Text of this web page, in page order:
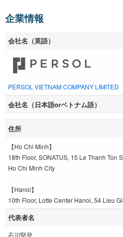
企業情報
会社名（英語）
PERSOL VIETNAM COMPANY LIMITED
会社名（日本語orベトナム語）
住所
【Ho Chi Minh】
18th Floor, SONATUS, 15 Le Thanh Ton
Ho Chi Minh City
【Hanoi】
10th Floor, Lotte Center Hanoi, 54 Lieu
代表者名
石川堅登